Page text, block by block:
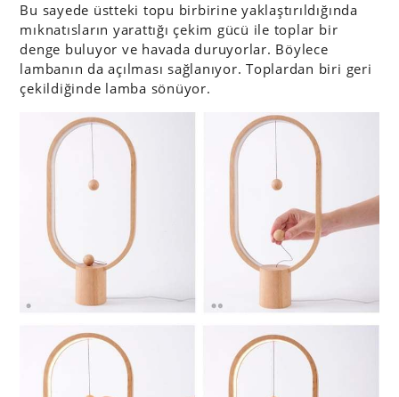
Bu sayede üstteki topu birbirine yaklaştırıldığında
mıknatısların yarattığı çekim gücü ile toplar bir
denge buluyor ve havada duruyorlar. Böylece
lambanın da açılması sağlanıyor. Toplardan biri geri
çekildiğinde lamba sönüyor.